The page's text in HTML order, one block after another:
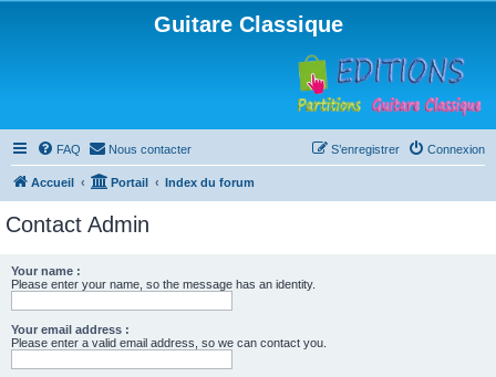
Guitare Classique
FAQ Nous contacter Connexion
S’enregistrer
Accueil Portail Index du forum
Contact Admin
Your name :
Please enter your name, so the message has an identity.
Your email address :
Please enter a valid email address, so we can contact you.